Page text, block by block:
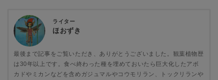
ライター
ほおずき
最後まで記事をご覧いただき、ありがとうございました。観葉植物歴
は30年以上です。食べ終わった種を埋めておいたら巨大化したアボ
カドやミカンなどを含めガジュマルやコウモリラン、トックリランや